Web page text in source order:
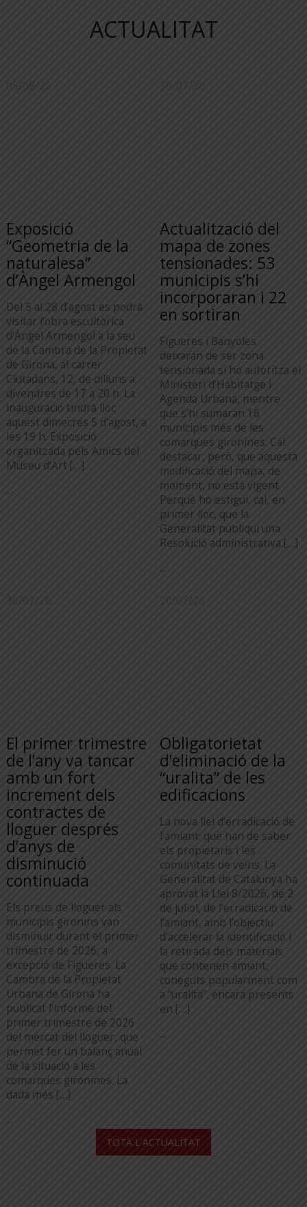
ACTUALITAT
05/08/26
Exposició
“Geometria de la
naturalesa”
d’Àngel Armengol
Del 5 al 28 d’agost es podrà
visitar l’obra escultòrica
d’Àngel Armengol a la seu
de la Cambra de la Propietat
de Girona, al carrer
Ciutadans, 12, de dilluns a
divendres de 17 a 20 h. La
inauguració tindrà lloc
aquest dimecres 5 d’agost, a
les 19 h. Exposició
organitzada pels Amics del
Museu d’Art […]
...
30/07/26
Actualització del
mapa de zones
tensionades: 53
municipis s’hi
incorporaran i 22
en sortiran
Figueres i Banyoles
deixaran de ser zona
tensionada si ho autoritza el
Ministeri d’Habitatge i
Agenda Urbana, mentre
que s’hi sumaran 16
municipis més de les
comarques gironines. Cal
destacar, però, que aquesta
modificació del mapa, de
moment, no està vigent.
Perquè ho estigui, cal, en
primer lloc, que la
Generalitat publiqui una
Resolució administrativa […]
...
30/07/26
El primer trimestre
de l’any va tancar
amb un fort
increment dels
contractes de
lloguer després
d’anys de
disminució
continuada
Els preus de lloguer als
municipis gironins van
disminuir durant el primer
trimestre de 2026, a
excepció de Figueres. La
Cambra de la Propietat
Urbana de Girona ha
publicat l’informe del
primer trimestre de 2026
del mercat del lloguer, que
permet fer un balanç anual
de la situació a les
comarques gironines. La
dada més […]
...
20/07/26
Obligatorietat
d’eliminació de la
“uralita” de les
edificacions
La nova llei d’erradicació de
l’amiant: què han de saber
els propietaris i les
comunitats de veïns. La
Generalitat de Catalunya ha
aprovat la Llei 8/2026, de 2
de juliol, de l’erradicació de
l’amiant, amb l’objectiu
d’accelerar la identificació i
la retirada dels materials
que contenen amiant,
coneguts popularment com
a “uralita”, encara presents
en […]
...
TOTA L'ACTUALITAT